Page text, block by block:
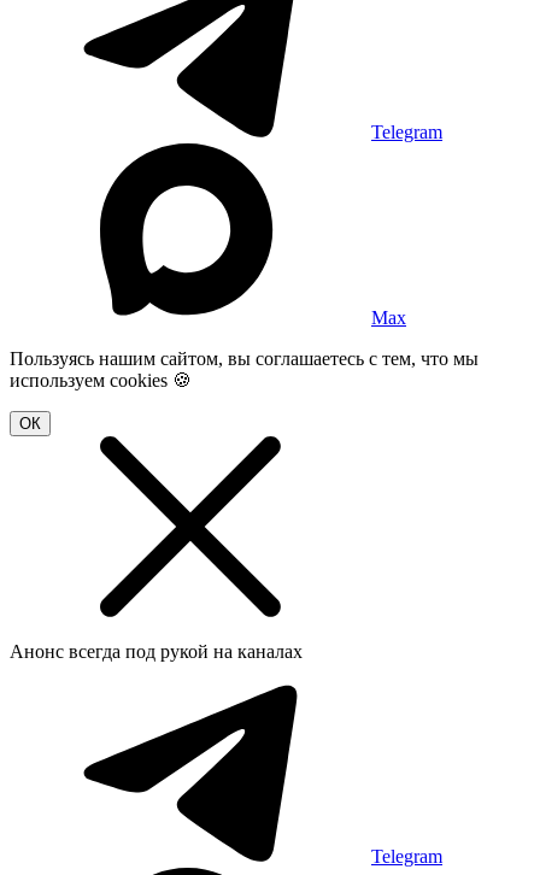
Telegram
Max
Пользуясь нашим сайтом, вы соглашаетесь с тем, что мы
используем cookies 🍪
ОК
Анонс всегда под рукой на каналах
Telegram